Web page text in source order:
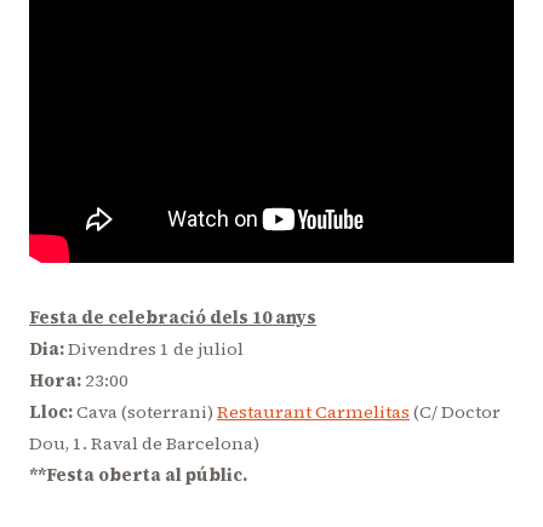
Festa de celebració dels 10 anys
Dia:Divendres 1 de juliol
Hora: 23:00
Lloc:Cava (soterrani) Restaurant Carmelitas (C/ Doctor
Dou, 1. Raval de Barcelona)
**Festa oberta al públic.